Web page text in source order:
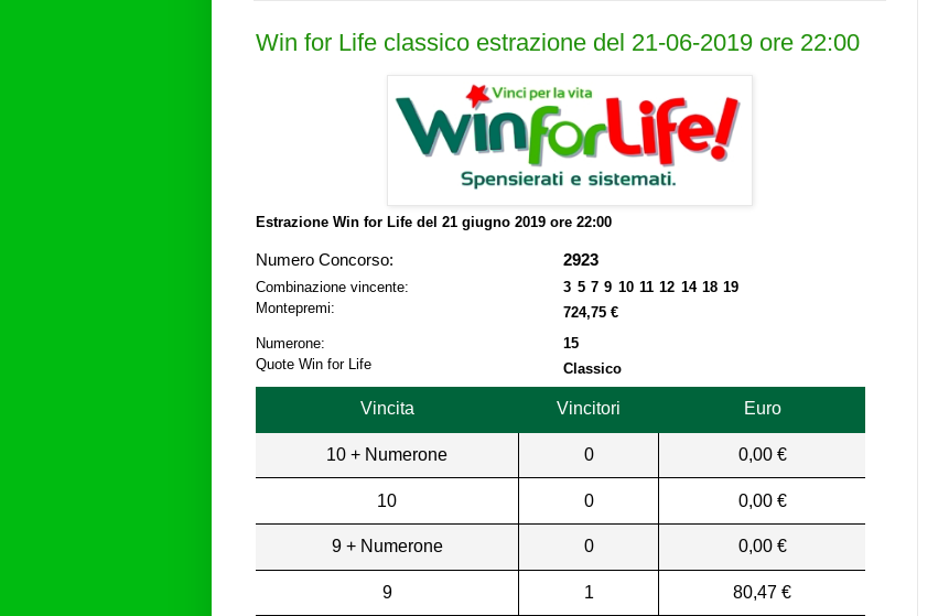
Win for Life classico estrazione del 21-06-2019 ore 22:00
Estrazione Win for Life del 21 giugno 2019 ore 22:00
Numero Concorso: 2923
Combinazione vincente:
3 5 7 9 10 11 12 14 18 19
Montepremi:
724,75 €
Numerone:
15
Quote Win for Life
Classico
Vincita Vincitori Euro
10 + Numerone 0 0,00 €
10 0 0,00 €
9 + Numerone 0 0,00 €
9 1 80,47 €